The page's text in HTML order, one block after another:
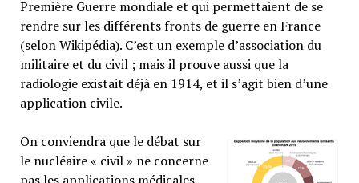
Première Guerre mondiale et qui permettaient de se
rendre sur les différents fronts de guerre en France
(selon Wikipédia). C’est un exemple d’association du
militaire et du civil ; mais il prouve aussi que la
radiologie existait déjà en 1914, et il s’agit bien d’une
application civile.
On conviendra que le débat sur
le nucléaire « civil » ne concerne